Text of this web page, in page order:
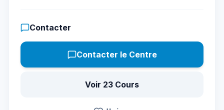
Contacter
Contacter le Centre
Voir 23 Cours